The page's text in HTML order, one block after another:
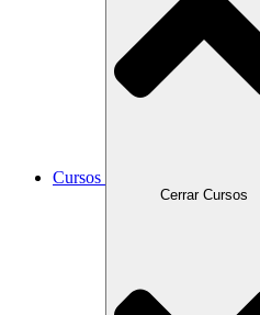
Cursos
Cerrar Cursos